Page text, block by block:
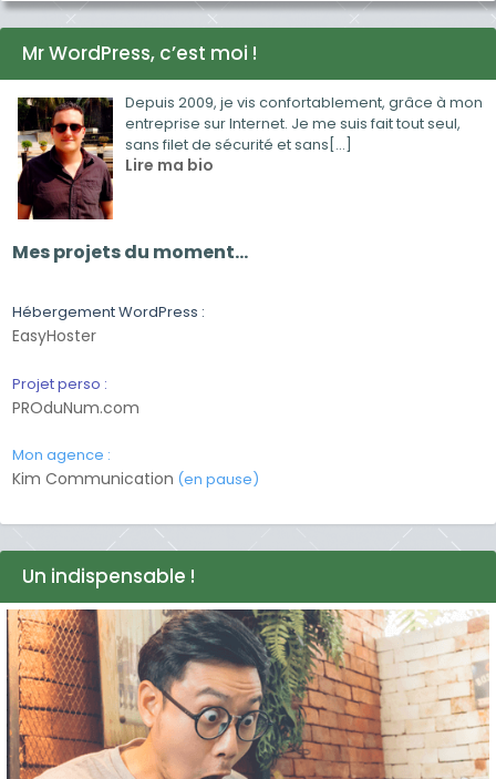
Mr WordPress, c’est moi !
Depuis 2009, je vis confortablement, grâce à mon
entreprise sur Internet. Je me suis fait tout seul,
sans filet de sécurité et sans[...]
Lire ma bio
Mes projets du moment…
Hébergement WordPress :
EasyHoster
Projet perso :
PROduNum.com
Mon agence :
Kim Communication (en pause)
Un indispensable !